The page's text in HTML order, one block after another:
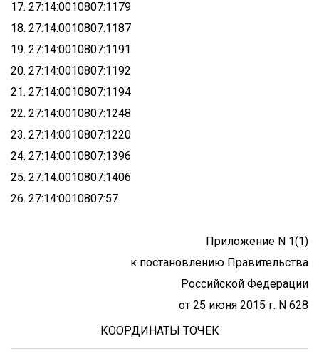
17. 27:14:0010807:1179
18. 27:14:0010807:1187
19. 27:14:0010807:1191
20. 27:14:0010807:1192
21. 27:14:0010807:1194
22. 27:14:0010807:1248
23. 27:14:0010807:1220
24. 27:14:0010807:1396
25. 27:14:0010807:1406
26. 27:14:0010807:57
Приложение N 1(1)
к постановлению Правительства
Российской Федерации
от 25 июня 2015 г. N 628
КООРДИНАТЫ ТОЧЕК